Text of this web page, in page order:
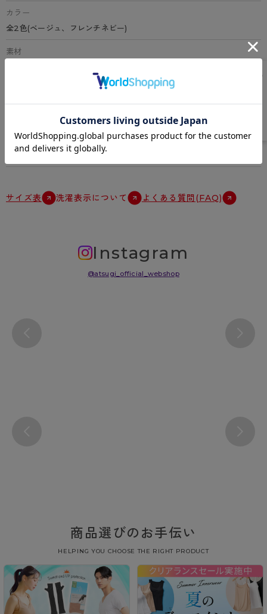
カラー
全2色(ベージュ、フレンチネビー)
素材
綿混サポーティ天竺、骨盤底筋サポート、お腹押さえ、ヒップアップ、
後ろ足口折り返し、クロッチギャザー、バックギャザー
原産国
サイズ表 洗濯表示について よくある質問(FAQ)
Instagram
@atsugi_official_webshop
商品選びのお手伝い
HELPING YOU CHOOSE THE RIGHT PRODUCT